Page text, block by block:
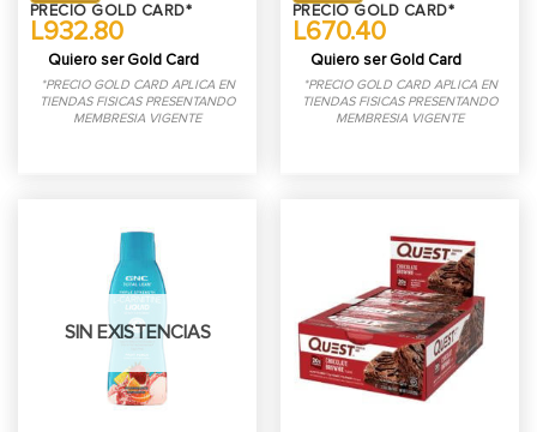
PRECIO GOLD CARD*
L932.80
Quiero ser Gold Card
*PRECIO GOLD CARD APLICA EN
TIENDAS FISICAS PRESENTANDO
MEMBRESIA VIGENTE
PRECIO GOLD CARD*
L670.40
Quiero ser Gold Card
*PRECIO GOLD CARD APLICA EN
TIENDAS FISICAS PRESENTANDO
MEMBRESIA VIGENTE
SIN EXISTENCIAS